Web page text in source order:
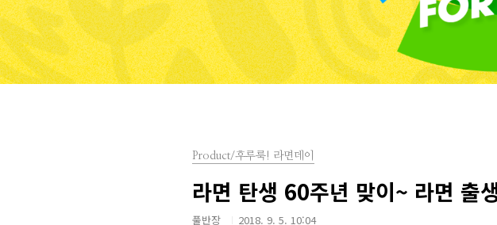
Product/후루룩! 라면데이
라면 탄생 60주년 맞이~ 라면 출
풀반장 2018. 9. 5. 10:04